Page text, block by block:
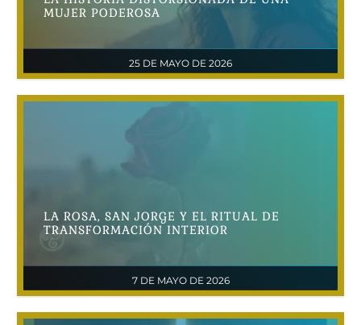
25 DE MAYO DE 2026
MUJER PODEROSA
7 DE MAYO DE 2026
LA ROSA, SAN JORGE Y EL RITUAL DE
TRANSFORMACIÓN INTERIOR